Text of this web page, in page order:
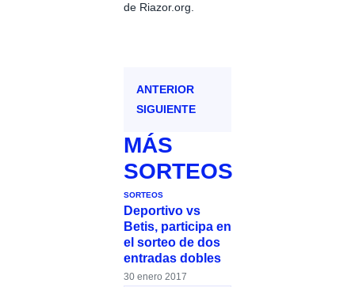
de Riazor.org.
ANTERIOR
SIGUIENTE
MÁS
SORTEOS
SORTEOS
Deportivo vs
Betis, participa en
el sorteo de dos
entradas dobles
30 enero 2017